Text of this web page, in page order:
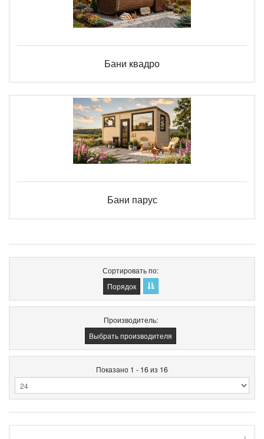
Бани квадро
Бани парус
Сортировать по
Порядок
Производитель:
Выбрать производителя
Показано 1 - 16 из 16